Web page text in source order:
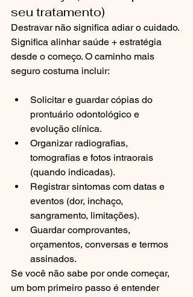
seu tratamento)
Destravar não significa adiar o cuidado.
Significa alinhar saúde + estratégia
desde o começo. O caminho mais
seguro costuma incluir:
Solicitar e guardar cópias do
prontuário odontológico e
evolução clínica.
Organizar radiografias,
tomografias e fotos intraorais
(quando indicadas).
Registrar sintomas com datas e
eventos (dor, inchaço,
sangramento, limitações).
Guardar comprovantes,
orçamentos, conversas e termos
assinados.
Se você não sabe por onde começar,
um bom primeiro passo é entender